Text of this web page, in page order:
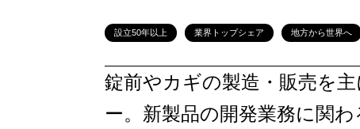
設立50年以上 業界トップシェア 地方から世界へ
錠前やカギの製造・販売を
ー。新製品の開発業務に関